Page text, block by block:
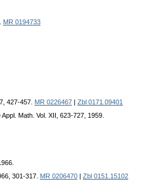
MR 0194733
427-457. MR 0226467
Zbl 0171.09401
Appl. Math. Vol. XII, 623-727, 1959.
301-317. MR 0206470
Zbl 0151.15102